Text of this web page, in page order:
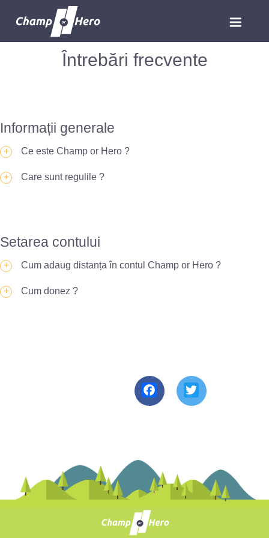
Întrebări frecvente
Informații generale
Ce este Champ or Hero ?
Care sunt regulile ?
Setarea contului
Cum adaug distanța în contul Champ or Hero ?
Cum donez ?
Facebook Twitter